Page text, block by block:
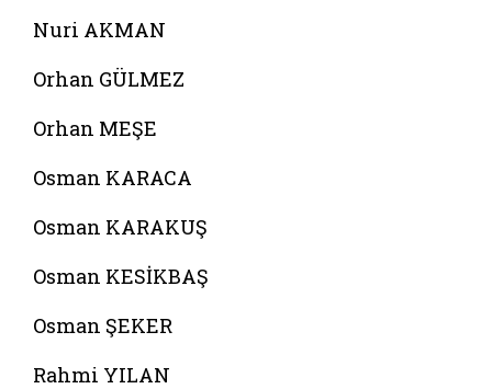
Nuri AKMAN
Orhan GÜLMEZ
Orhan MEŞE
Osman KARACA
Osman KARAKUŞ
Osman KESİKBAŞ
Osman ŞEKER
Rahmi YILAN